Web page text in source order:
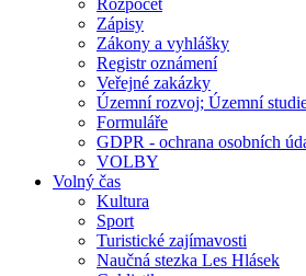
Rozpočet
Zápisy
Zákony a vyhlášky
Registr oznámení
Veřejné zakázky
Územní rozvoj; Územní
Formuláře
GDPR - ochrana osobních
VOLBY
Volný čas
Kultura
Sport
Turistické zajímavosti
Naučná stezka Les Hlásek